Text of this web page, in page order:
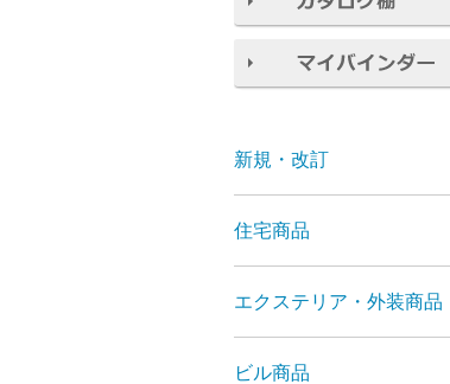
新規・改訂
住宅商品
エクステリア・外装商品
ビル商品